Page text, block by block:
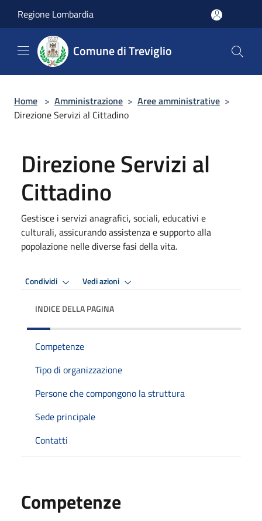
Regione Lombardia
Comune di Treviglio
Home > Amministrazione > Aree amministrative >
Direzione Servizi al Cittadino
Direzione Servizi al
Cittadino
Gestisce i servizi anagrafici, sociali, educativi e
culturali, assicurando assistenza e supporto alla
popolazione nelle diverse fasi della vita.
Condividi Vedi azioni
INDICE DELLA PAGINA
Competenze
Tipo di organizzazione
Persone che compongono la struttura
Sede principale
Contatti
Competenze